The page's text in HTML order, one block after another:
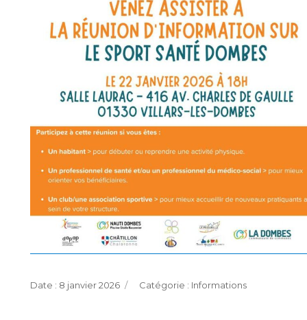
Publié
8 janvier 2026 Catégories
Informations